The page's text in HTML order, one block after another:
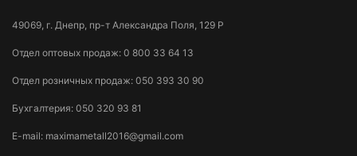
49069, г. Днепр, пр-т Александра Поля, 129 Р
Отдел оптовых продаж: 0 800 33 64 13
Отдел розничных продаж: 050 393 30 90
Бухгалтерия: 050 320 93 81
E-mail: maximametall2016@gmail.com